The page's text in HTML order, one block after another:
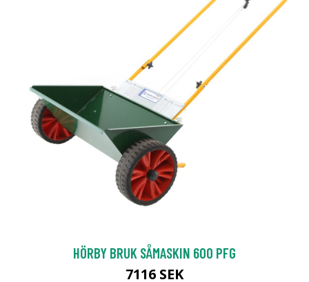
HÖRBY BRUK SÅMASKIN 600 PFG
7116 SEK